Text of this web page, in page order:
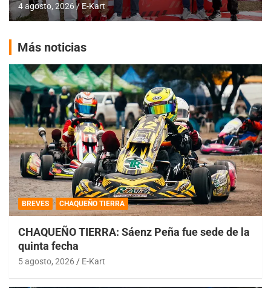
4 agosto, 2026 E-Kart
Más noticias
BREVES CHAQUEÑO TIERRA
CHAQUEÑO TIERRA: Sáenz Peña fue sede de la
quinta fecha
5 agosto, 2026 E-Kart